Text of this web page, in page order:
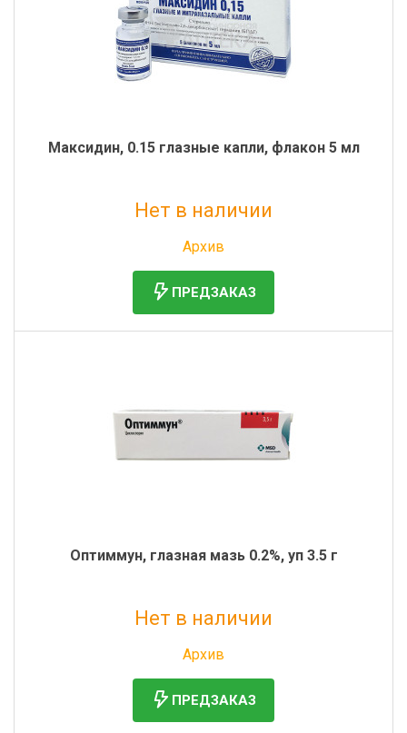
Максидин, 0.15 глазные капли, флакон 5 мл
Нет в наличии
Архив
ПРЕДЗАКАЗ
Оптиммун, глазная мазь 0.2%, уп 3.5 г
Нет в наличии
Архив
ПРЕДЗАКАЗ